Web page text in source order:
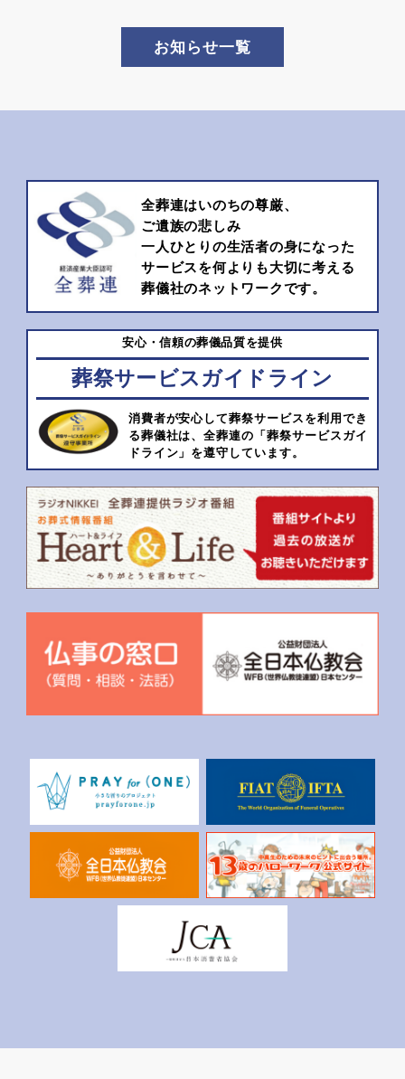
お知らせ一覧
全葬連はいのちの尊厳、
ご遺族の悲しみ
一人ひとりの生活者の身になった
サービスを何よりも大切に考える
葬儀社のネットワークです。
安心・信頼の葬儀品質を提供
葬祭サービスガイドライン
消費者が安心して葬祭サービスを利用でき
る葬儀社は、全葬連の「葬祭サービスガイ
ドライン」を遵守しています。